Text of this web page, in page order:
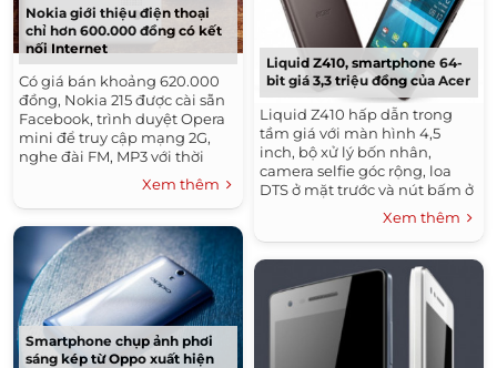
Nokia giới thiệu điện thoại
chỉ hơn 600.000 đồng có kết
nối Internet
Có giá bán khoảng 620.000
đồng, Nokia 215 được cài sẵn
Facebook, trình duyệt Opera
mini để truy cập mạng 2G,
nghe đài FM, MP3 với thời
gian chờ gần 1 tháng.Xem thêm
Smartphone chụp ảnh phơi
sáng kép từ Oppo xuất hiện
Liquid Z410, smartphone 64-
bit giá 3,3 triệu đồng của Acer
Liquid Z410 hấp dẫn trong
tầm giá với màn hình 4,5
inch, bộ xử lý bốn nhân,
camera selfie góc rộng, loa
DTS ở mặt trước và nút bấm ở
mặt lưng cho phép tự gán tác
Xem thêm